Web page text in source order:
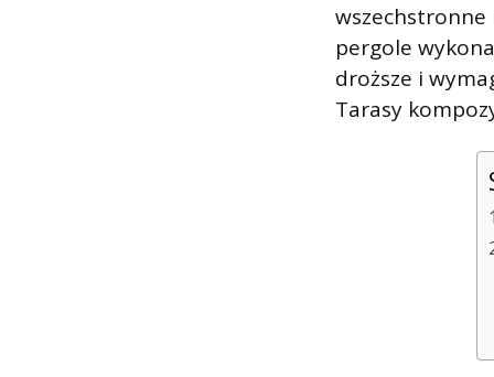
wszechstronne
pergole
droższe i
Tarasy